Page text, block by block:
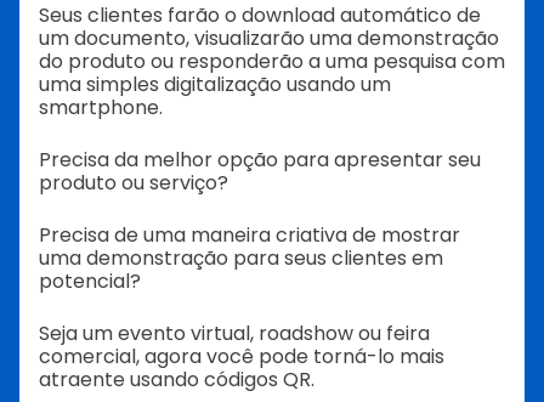
Seus clientes farão o download automático de
um documento, visualizarão uma demonstração
do produto ou responderão a uma pesquisa com
uma simples digitalização usando um
smartphone.
Precisa da melhor opção para apresentar seu
produto ou serviço?
Precisa de uma maneira criativa de mostrar
uma demonstração para seus clientes em
potencial?
Seja um evento virtual, roadshow ou feira
comercial, agora você pode torná-lo mais
atraente usando códigos QR.